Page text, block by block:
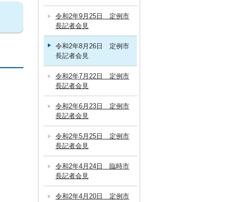
令和2年9月25日 定例市
長記者会見
令和2年8月26日 定例市
長記者会見
令和2年7月22日 定例市
長記者会見
令和2年6月23日 定例市
長記者会見
令和2年5月25日 定例市
長記者会見
令和2年4月24日 臨時市
長記者会見
令和2年4月20日 定例市